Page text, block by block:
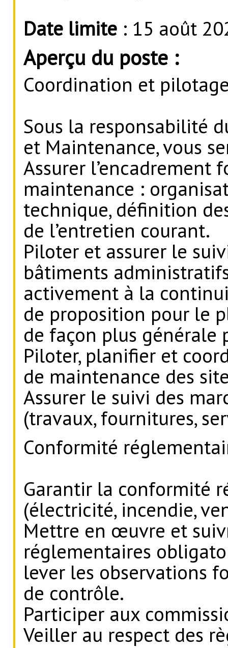
Date limite : 15 août
Aperçu du poste :
Coordination et
Sous la responsabilité
et Maintenance, vous
Assurer l’encadrement
maintenance :
technique, définition
de l’entretien courant.
Piloter et assurer le
bâtiments
activement à la
de proposition pour le
de façon plus générale
Piloter, planifier et
de maintenance des
Assurer le suivi des
(travaux, fournitures,
Conformité
Garantir la conformité
(électricité, incendie,
Mettre en œuvre et
réglementaires
lever les observations
de contrôle.
Participer aux
Veiller au respect des